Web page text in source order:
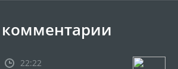
22:22